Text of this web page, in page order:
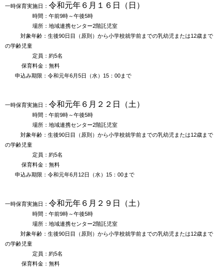
一時保育実施日： 令和元年６月１６ 日 （日 ）
時間：午前9時～午後5時
場所：地域連携センター2階託児室
対象年齢：生後90日目（原則）から小学校就学前までの乳幼児 または12歳まで
の学齢児童
定員：約5名
保育料金：無料
申込み期限：令和元年6月5日（水）15：00まで
一時保育実施日： 令和元年６月２２ 日 （土 ）
時間：午前9時～午後5時
場所：地域連携センター2階託児室
対象年齢：生後90日目（原則）から小学校就学前までの乳幼児 または12歳まで
の学齢児童
定員：約5名
保育料金：無料
申込み期限：令和元年6月12日（水）15：00まで
一時保育実施日： 令和元年６月２９ 日 （土 ）
時間：午前9時～午後5時
場所：地域連携センター2階託児室
対象年齢：生後90日目（原則）から小学校就学前までの乳幼児 または12歳まで
の学齢児童
定員：約5名
保育料金：無料